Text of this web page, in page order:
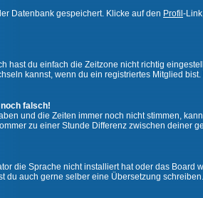
Datenbank gespeichert. Klicke auf den Profil -
hast du einfach die Zeitzone nicht richtig
kannst, wenn du ein registriertes Mitglied
falsch!
und die Zeiten immer noch nicht stimmen,
zu einer Stunde Differenz zwischen deiner
die Sprache nicht installiert hat oder das
du auch gerne selber eine Übersetzung